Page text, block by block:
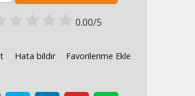
0.00/5
Hata bildir Favorilerime Ekle